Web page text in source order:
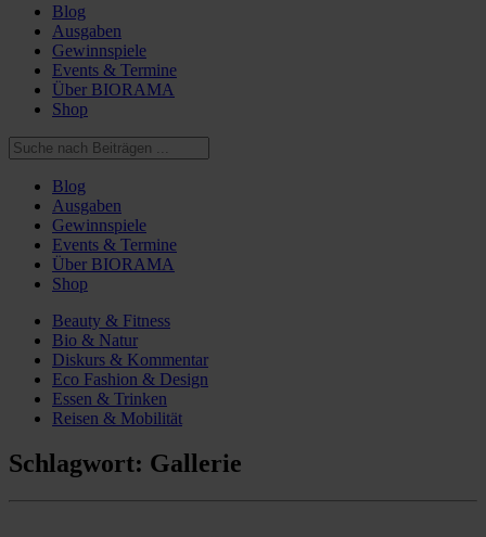
Blog
Ausgaben
Gewinnspiele
Events & Termine
Über BIORAMA
Shop
Blog
Ausgaben
Gewinnspiele
Events & Termine
Über BIORAMA
Shop
Beauty & Fitness
Bio & Natur
Diskurs & Kommentar
Eco Fashion & Design
Essen & Trinken
Reisen & Mobilität
Schlagwort: Gallerie